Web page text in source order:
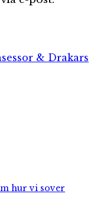
& Drakars
hur vi sover